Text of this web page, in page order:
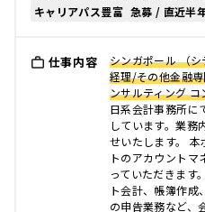
キャリアパス豊富 急募 / 直近半
仕事内容
シンガポール （
経理/その他金融
ンサルティング
日系会計事務所に
しています。業務
せいたします。
トのアカウントマ
っていただきます
ト会計、帳簿作成
の申告業務など、